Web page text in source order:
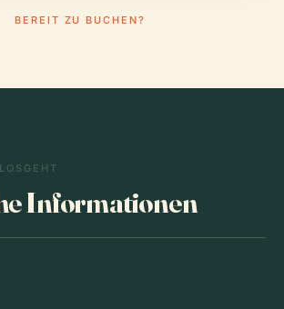
BEREIT ZU BUCHEN?
Informationen